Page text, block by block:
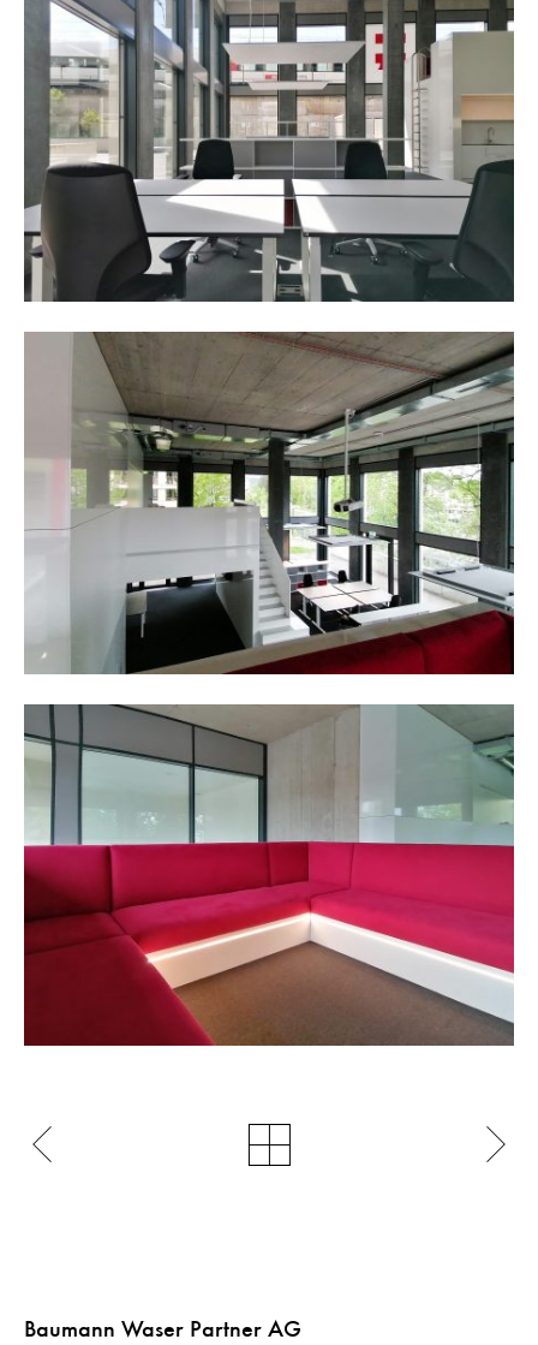
Baumann Waser Partner AG